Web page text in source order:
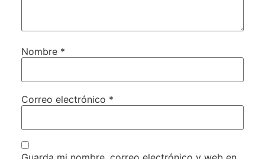
Nombre *
Correo electrónico *